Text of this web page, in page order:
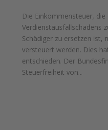
Die Einkommensteuer,
Verdienstausfallschadens
Schädiger zu ersetzen ist,
versteuert werden. Dies
entschieden. Der
Steuerfreiheit von...